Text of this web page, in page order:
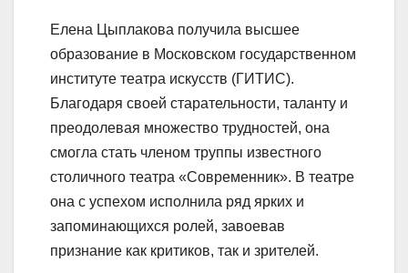
Елена Цыплакова получила высшее
образование в Московском государственном
институте театра искусств (ГИТИС).
Благодаря своей старательности, таланту и
преодолевая множество трудностей, она
смогла стать членом труппы известного
столичного театра «Современник». В театре
она с успехом исполнила ряд ярких и
запоминающихся ролей, завоевав
признание как критиков, так и зрителей.